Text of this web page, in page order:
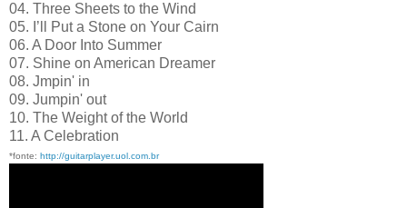
04. Three Sheets to the Wind
05. I’ll Put a Stone on Your Cairn
06. A Door Into Summer
07. Shine on American Dreamer
08. Jmpin' in
09. Jumpin' out
10. The Weight of the World
11. A Celebration
*fonte: http://guitarplayer.uol.com.br